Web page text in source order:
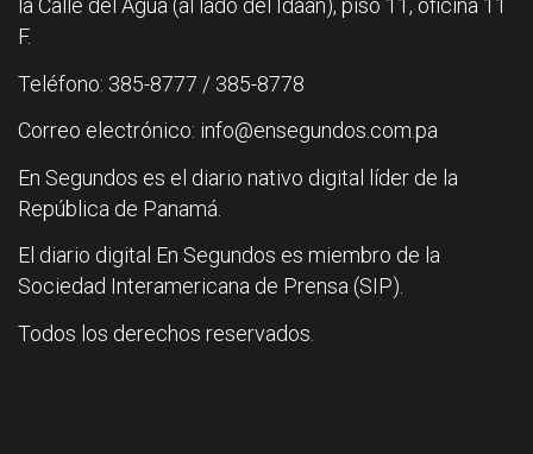
la Calle del Agua (al lado del Idaan), piso 11, oficina 11
F.
Teléfono: 385-8777 / 385-8778
Correo electrónico: info@ensegundos.com.pa
En Segundos es el diario nativo digital líder de la
República de Panamá.
El diario digital En Segundos es miembro de la
Sociedad Interamericana de Prensa (SIP).
Todos los derechos reservados.